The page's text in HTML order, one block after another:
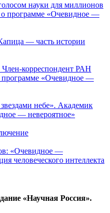
науки для миллионов
программе «Очевидное —
— часть истории
корреспондент РАН
программе «Очевидное —
небе». Академик
— невероятное»
«Очевидное —
человеческого интеллекта
«Научная Россия».